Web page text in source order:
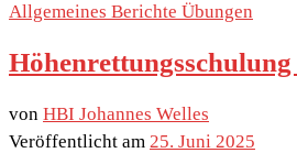
Allgemeines Berichte Übungen
Höhenrettungsschulung
von HBI Johannes Welles
Veröffentlicht am 25. Juni 2025